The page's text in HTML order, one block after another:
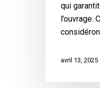
qui
l’ouvrage.
avril 13, 2025